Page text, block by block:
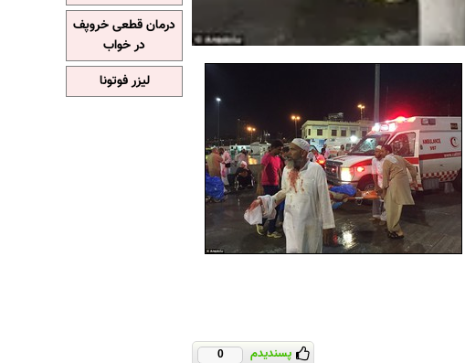
پسندیدم 0
درمان قطعی خروپف
در خواب
لیزر فوتونا